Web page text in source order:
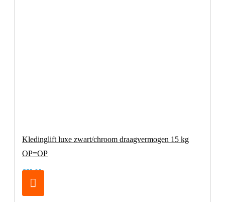
Kledinglift luxe zwart/chroom draagvermogen 15 kg
OP=OP
€69,00